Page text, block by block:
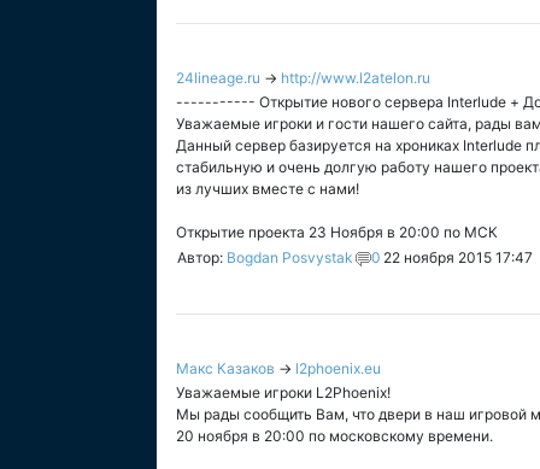
24lineage.ru → http://www.l2atelon.ru
----------- Открытие нового сервера Interlude +
Уважаемые игроки и гости нашего сайта, рады
Данный сервер базируется на хрониках
стабильную и очень долгую работу нашего
из лучших вместе с нами!
Открытие проекта 23 Ноября в 20:00 по МСК
Автор: Bogdan Posvystak 0 22 ноября 2015 17:47
Макс Казаков → l2phoenix.eu
Уважаемые игроки L2Phoenix!
Мы рады сообщить Вам, что двери в наш игровой
20 ноября в 20:00 по московскому времени.